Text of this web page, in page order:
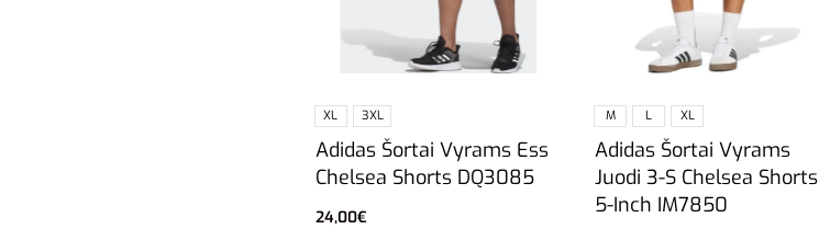
XL 3XL
Adidas Šortai Vyrams Ess
Chelsea Shorts DQ3085
24,00€
M L XL
Adidas Šortai Vyrams
Juodi 3-S Chelsea Shorts
5-Inch IM7850